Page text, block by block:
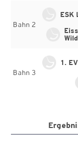
Bahn 2
ESK
Wild
Bahn 3
1.